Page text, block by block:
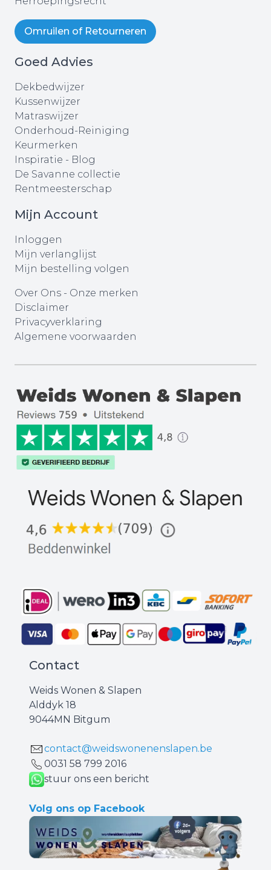
Omruilen of Retourneren
Goed Advies
Dekbedwijzer
Kussenwijzer
Matraswijzer
Onderhoud-Reiniging
Keurmerken
Inspiratie - Blog
De Savanne collectie
Rentmeesterschap
Mijn Account
Inloggen
Mijn verlanglijst
Mijn bestelling volgen
Over Ons - Onze merken
Disclaimer
Privacyverklaring
Algemene voorwaarden
Contact
Weids Wonen & Slapen
Alddyk 18
9044MN Bitgum
contact@weidswonenenslapen.be
0031 ‪58 799 2016‬
stuur ons een bericht
Volg ons op Facebook